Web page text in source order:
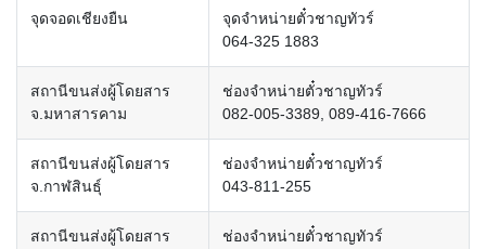
จุดจอดเชียงยืน
จุดจำหน่ายตั๋วชาญทัวร์
064-325 1883
สถานีขนส่งผู้โดยสาร
จ.มหาสารคาม
ช่องจำหน่ายตั๋วชาญทัวร์
082-005-3389, 089-416-7666
สถานีขนส่งผู้โดยสาร
จ.กาฬสินธุ์
ช่องจำหน่ายตั๋วชาญทัวร์
043-811-255
สถานีขนส่งผู้โดยสาร
ช่องจำหน่ายตั๋วชาญทัวร์